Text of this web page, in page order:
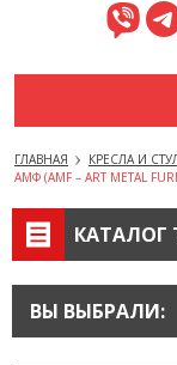
ГЛАВНАЯ КРЕСЛА И
АМФ (AMF – ART METAL
КАТАЛОГ
ВЫ ВЫБРАЛИ: